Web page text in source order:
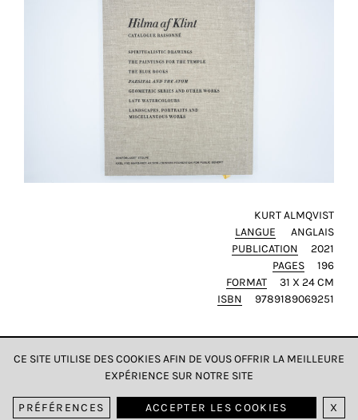
KURT ALMQVIST
LANGUE
ANGLAIS
PUBLICATION
2021
PAGES
196
FORMAT
31 X 24 CM
ISBN
9789189069251
DONNÉES & CONFIDENTIALITÉ
CE SITE UTILISE DES COOKIES AFIN DE VOUS OFFRIR LA MEILLEURE
EXPÉRIENCE SUR NOTRE SITE
PRÉFÉRENCES ACCEPTER LES COOKIES X